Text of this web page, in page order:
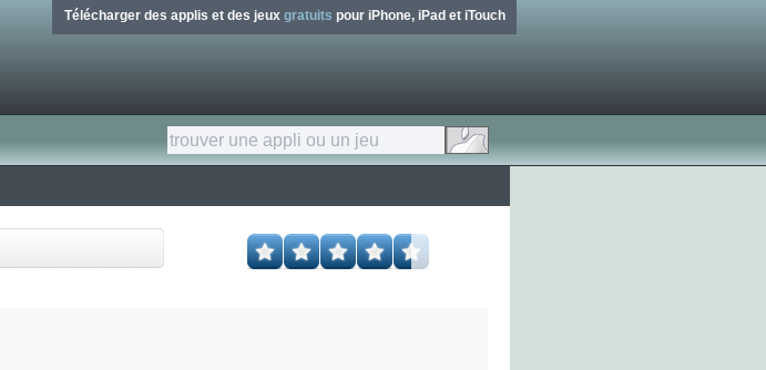
Télécharger des applis et des jeux gratuits pour iPhone, iPad et iTouch